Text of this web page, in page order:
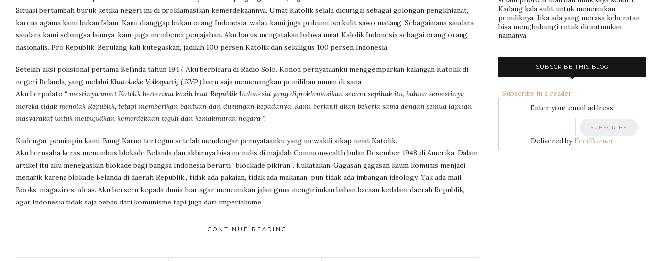
Situasi bertambah buruk ketika negeri ini di proklamasikan kemerdekaannya. Umat Katolik selalu dicurigai sebagai golongan pengkhianat,
karena agama kami bukan Islam. Kami dianggap bukan orang Indonesia, walau kami juga pribumi berkulit sawo matang. Sebagaimana saudara
saudara kami sebangsa lainnya. kami juga membenci penjajahan. Aku harus mengatakan bahwa umat Kalolik Indonesia sebagai orang orang
nasionalis. Pro Republik. Berulang kali kutegaskan, jadilah 100 persen Katolik dan sekaligus 100 persen Indonesia.
Setelah aksi polisional pertama Belanda tahun 1947. Aku berbicara di Radio Solo. Konon pernyataanku menggemparkan kalangan Katolik di
negeri Belanda, yang melalui Khatolieke Volkspartij ( KVP )baru saja memenangkan pemilihan umum di sana.
Aku berpidato “ mestinya umat Katolik berterima kasih buat Republik Indonesia yang diproklamasikan secara sepihak itu, bahwa semestinya
mereka tidak menolak Republik, tetapi memberikan bantuan dan dukungan kepadanya. Kami berjanji akan bekerja sama dengan semua lapisan
masyarakat untuk mewujudkan kemerdekaan teguh dan kemakmuran negara “.
Kudengar pemimpin kami, Bung Karno tertegun setelah mendengar pernyataanku yang mewakili sikap umat Katolik.
Aku berusaha keras menembus blokade Belanda dan akhirnya bisa menulis di majalah Commonwealth bulan Desember 1948 di Amerika. Dalam
artikel itu aku menegaskan blokade bagi bangsa Indonesia berarti ‘ blockade pikiran ‘. Kukatakan, Gagasan gagasan kaum komunis menjadi
menarik karena blokade Belanda di daerah Republik,, tidak ada pakaian, tidak ada makanan, pun tidak ada imbangan ideology. Tak ada mail.
Books, magazines, ideas. Aku berseru kepada dunia luar agar menemukan jalan guna mengirimkan bahan bacaan kedalam daerah Republik,
agar Indonesia tidak saja bebas dari komunisme tapi juga dari imperialisme.
CONTINUE READING
Kadang kala sulit untuk menemukan
pemiliknya. Jika ada yang merasa keberatan
bisa menghubungi untuk dicantumkan
namanya.
SUBSCRIBE THIS BLOG
Subscribe in a reader
Enter your email address:
Delivered by FeedBurner